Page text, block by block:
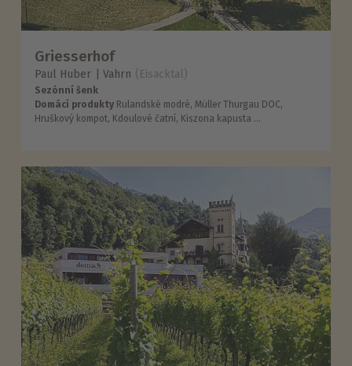
Griesserhof
Paul Huber Vahrn (Eisacktal)
Sezónní šenk
Domácí produkty Rulandské modré, Müller Thurgau DOC,
Hruškový kompot, Kdoulové čatní, Kiszona kapusta ...